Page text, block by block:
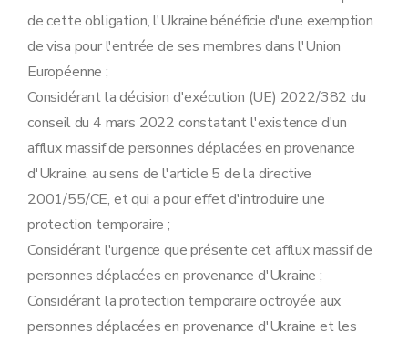
de cette obligation, l'Ukraine bénéficie d'une exemption
de visa pour l'entrée de ses membres dans l'Union
Européenne ;
Considérant la décision d'exécution (UE) 2022/382 du
conseil du 4 mars 2022 constatant l'existence d'un
afflux massif de personnes déplacées en provenance
d'Ukraine, au sens de l'article 5 de la directive
2001/55/CE, et qui a pour effet d'introduire une
protection temporaire ;
Considérant l'urgence que présente cet afflux massif de
personnes déplacées en provenance d'Ukraine ;
Considérant la protection temporaire octroyée aux
personnes déplacées en provenance d'Ukraine et les